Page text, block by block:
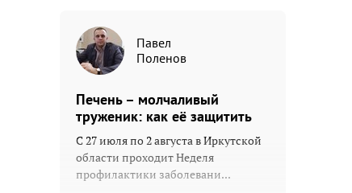
Павел
Поленов
Печень – молчаливый
труженик: как её защитить
С 27 июля по 2 августа в Иркутской
области проходит Неделя
профилактики заболевани...